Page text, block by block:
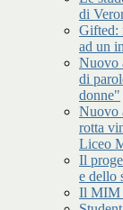
di
Gifted:
ad un
Nuovo
di
donne"
Nuovo
rotta
Liceo
Il
e dello
Il MIM